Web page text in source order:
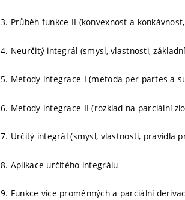
3. Průběh funkce II (konvexnost a
4. Neurčitý integrál (smysl, vlastnosti,
5. Metody integrace I (metoda per partes a
6. Metody integrace II (rozklad na parciální
7. Určitý integrál (smysl, vlastnosti, pravidla
8. Aplikace určitého integrálu
9. Funkce více proměnných a parciální